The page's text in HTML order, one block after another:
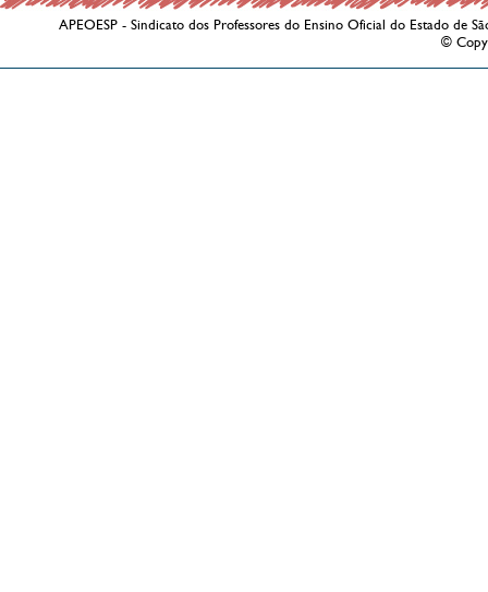
APEOESP - Sindicato dos Professores do Ensino Oficial do Estado de
©